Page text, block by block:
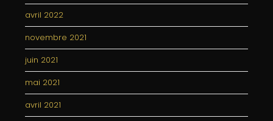
avril 2022
novembre 2021
juin 2021
mai 2021
avril 2021